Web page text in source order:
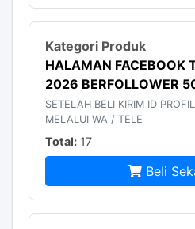
HALAMAN FACEBOOK
2026 BERFOLLOWER
SETELAH BELI KIRIM ID
MELALUI WA / TELE
Total:17
Beli